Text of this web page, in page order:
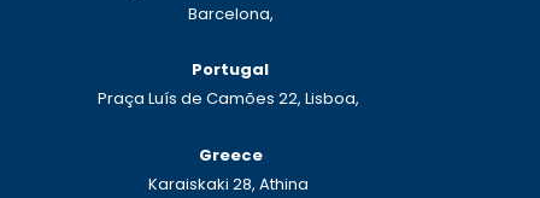
Barcelona,
Portugal
Praça Luís de Camões 22, Lisboa,
Greece
Karaiskaki 28, Athina